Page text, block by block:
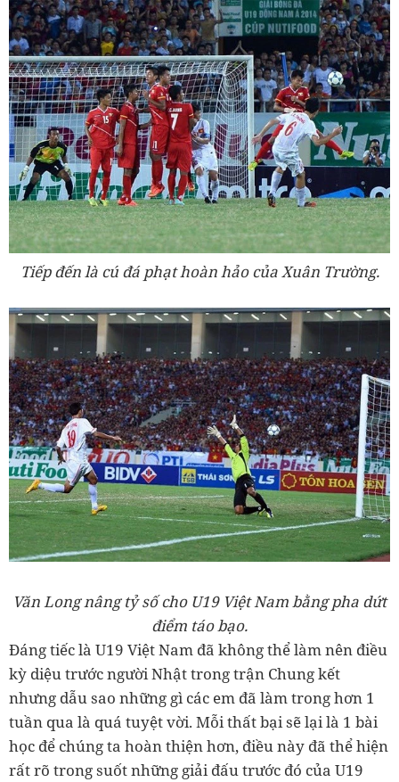
Tiếp đến là cú đá phạt hoàn hảo của Xuân Trường.
Văn Long nâng tỷ số cho U19 Việt Nam bằng pha dứt
điểm táo bạo.
Đáng tiếc là U19 Việt Nam đã không thể làm nên điều
kỳ diệu trước người Nhật trong trận Chung kết
nhưng dẫu sao những gì các em đã làm trong hơn 1
tuần qua là quá tuyệt vời. Mỗi thất bại sẽ lại là 1 bài
học để chúng ta hoàn thiện hơn, điều này đã thể hiện
rất rõ trong suốt những giải đấu trước đó của U19